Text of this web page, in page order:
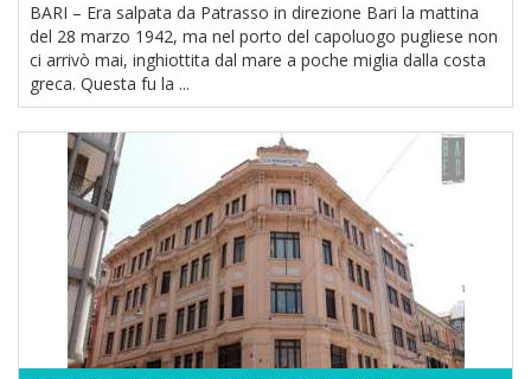
BARI – Era salpata da Patrasso in direzione Bari la mattina
del 28 marzo 1942, ma nel porto del capoluogo pugliese non
ci arrivò mai, inghiottita dal mare a poche miglia dalla costa
greca. Questa fu la ...